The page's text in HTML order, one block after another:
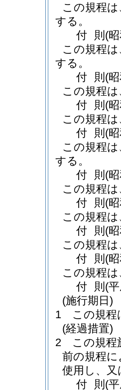
この規程
する。
付 則 (
この規程
する。
付 則 (
この規程
付 則 (
この規程
付 則 (
この規程
する。
付 則 (
この規程
付 則 (
この規程
付 則 (
この規程
付 則 (
この規程
付 則 (
(施行期日)
1
この規程
(経過措置)
2
この規程
前の規程
使用し、
付 則 (